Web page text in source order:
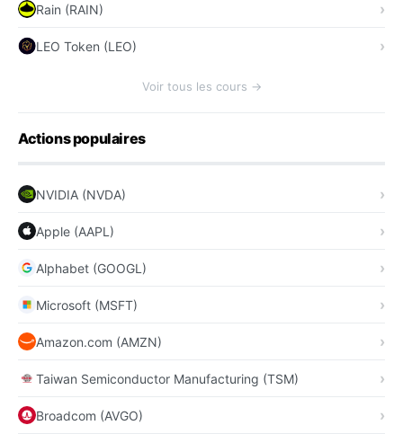
Rain (RAIN)
LEO Token (LEO)
Voir tous les cours →
Actions populaires
NVIDIA (NVDA)
Apple (AAPL)
Alphabet (GOOGL)
Microsoft (MSFT)
Amazon.com (AMZN)
Taiwan Semiconductor Manufacturing (TSM)
Broadcom (AVGO)